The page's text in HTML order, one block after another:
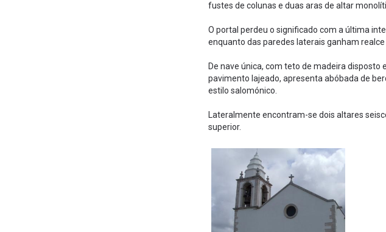
fustes de colunas e duas aras de altar
O portal perdeu o significado com a última
enquanto das paredes laterais ganham
De nave única, com teto de madeira disposto
pavimento lajeado, apresenta abóbada de
estilo salomónico.
Lateralmente encontram-se dois altares
superior.